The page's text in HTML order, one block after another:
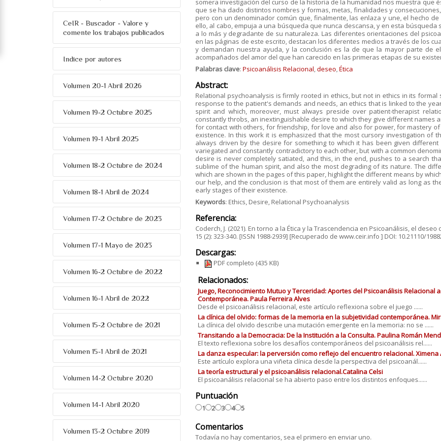
CeIR - Buscador - Valore y
comente los trabajos publicados
Indice por autores
Volumen 20-1 Abril 2026
Volumen 19-2 Octubre 2025
Volumen 19-1 Abril 2025
Volumen 18-2 Octubre de 2024
Volumen 18-1 Abril de 2024
Volumen 17-2 Octubre de 2023
Volumen 17-1 Mayo de 2023
Volumen 16-2 Octubre de 2022
Volumen 16-1 Abril de 2022
Volumen 15-2 Octubre de 2021
Volumen 15-1 Abril de 2021
Volumen 14-2 Octubre 2020
Volumen 14-1 Abril 2020
Volumen 13-2 Octubre 2019
somera investigación del curso de la historia de la humanidad nos muestra que
que se ha dado distintos nombres y formas, metas, finalidades y
pero con un denominador común que, finalmente, las enlaza y une, el hecho
ello, al cabo, empuja a una búsqueda que nunca descansa, y en esta
a lo más y degradante de su naturaleza. Las diferentes orientaciones del
en las páginas de este escrito, destacan los diferentes medios a través de los
y demandan nuestra ayuda, y la conclusión es la de que la mayor parte de
acompañados del amor del que han carecido en las primeras etapas de su
Palabras clave: Psicoanálisis Relacional,deseo,Ética
Abstract:
Relational psychoanalysis is firmly rooted in ethics, but not in ethics in its
response to the patient's demands and needs, an ethics that is linked to the
spirit and which, moreover, must always preside over patient-therapist
constantly throbs, an inextinguishable desire to which they give different
for contact with others, for friendship, for love and also for power, for mastery
existence. In this work it is emphasized that the most cursory investigation of
always driven by the desire for something to which it has been given
variegated and constantly contradictory to each other, but with a common
desire is never completely satiated, and this, in the end, pushes to a search
sublime of the human spirit, and also the most degrading of its nature. The
which are shown in the pages of this paper, highlight the different means by
our help, and the conclusion is that most of them are entirely valid as long as
early stages of their existence.
Keywords: Ethics, Desire, Relational Psychoanalysis
Referencia:
Coderch, J. (2021). En torno a la Ética y la Trascendencia en Psicoanálisis, el
15 (2): 323-340. [ISSN 1988-2939] [Recuperado de www.ceir.info ] DOI: 10.21110/
Descargas:
PDF completo (435 KB)
Relacionados:
Juego, Reconocimiento Mutuo y Terceridad: Aportes del Psicoanálisis Relacional
Contemporánea. Paula Ferreira Alves
Desde el psicoanálisis relacional, este artículo reflexiona sobre el juego ......
La clínica del olvido: formas de la memoria en la subjetividad contemporánea.
La clínica del olvido describe una mutación emergente en la memoria: no se ......
Transitando a la Democracia: De la Institución a la Consulta. Paulina Román
El texto reflexiona sobre los desafíos contemporáneos del psicoanálisis rel......
La danza especular: la perversión como reflejo del encuentro relacional. Ximena
Este artículo explora una viñeta clínica desde la perspectiva del psicoanál......
La teoría estructural y el psicoanálisis relacional.Catalina Celsi
El psicoanálisis relacional se ha abierto paso entre los distintos enfoques......
Puntuación
1 2 3 4 5
Comentarios
Todavía no hay comentarios, sea el primero en enviar uno.